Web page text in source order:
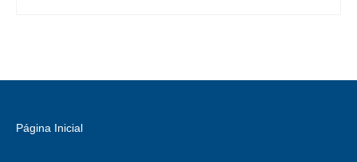
Página Inicial